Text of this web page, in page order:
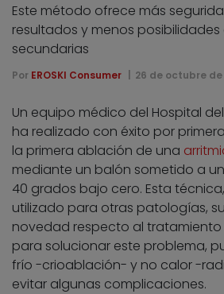
Este método ofrece más
resultados y menos posibilidades
secundarias
Por EROSKI Consumer 26 de octubre de
Un equipo médico del Hospital
ha realizado con éxito por
la primera ablación de una
mediante un balón sometido a
40 grados bajo cero. Esta
utilizado para otras patologías,
novedad respecto al
para solucionar este problema,
frío -crioablación- y no calor -
evitar algunas complicaciones.